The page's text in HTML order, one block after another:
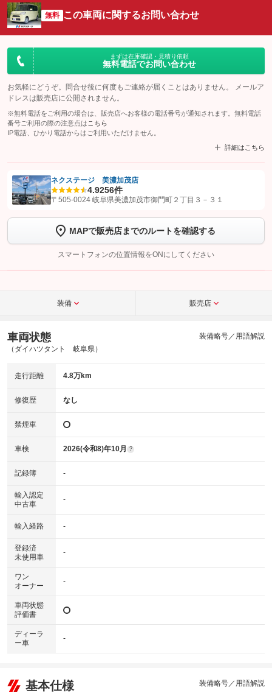
無料 この車両に関するお問い合わせ
まずは在庫確認・見積り依頼
無料電話でお問い合わせ
お気軽にどうぞ。問合せ後に何度もご連絡が届くことはありません。 メールア
ドレスは販売店に公開されません。
※無料電話をご利用の場合は、販売店へお客様の電話番号が通知されます。無料電話
番号ご利用の際の注意点は こちら
IP電話、ひかり電話からはご利用いただけません。
詳細はこちら
【STEP1】認証画面でグーネットを友だち追加してから「許可する」ボタンを押
トーク画面で
ボタンをタップして問い合わせを
完了してください。
こちら
ネクステージ 美濃加茂店
4.9256件
〒505-0024 岐阜県美濃加茂市御門町２丁目３－３１
MAPで販売店までのルートを確認する
スマートフォンの位置情報をONにしてください
装備 販売店
車両状態
（ダイハツタント 岐阜県）
装備略号／用語解説
走行距離 4.8万km
修復歴 なし
禁煙車
車検 2026(令和8)年10月 ?
記録簿 -
輸入認定
中古車
-
輸入経路 -
登録済
未使用車
-
ワン
オーナー
-
車両状態
評価書
ディーラ
ー車
-
基本仕様 装備略号／用語解説